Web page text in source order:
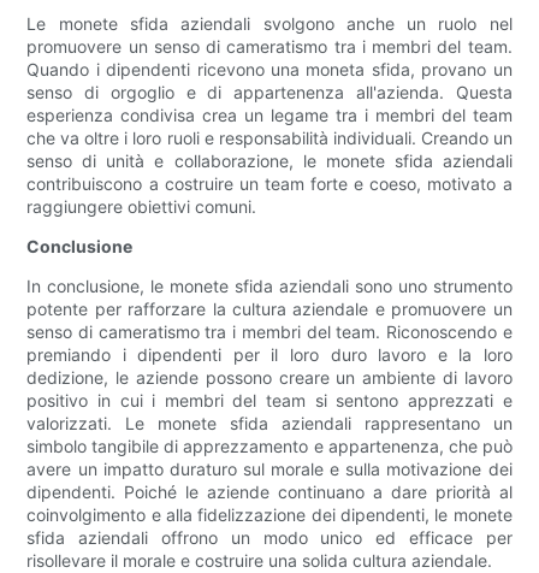
Le monete sfida aziendali svolgono anche un ruolo nel
promuovere un senso di cameratismo tra i membri del team.
Quando i dipendenti ricevono una moneta sfida, provano un
senso di orgoglio e di appartenenza all'azienda. Questa
esperienza condivisa crea un legame tra i membri del team
che va oltre i loro ruoli e responsabilità individuali. Creando un
senso di unità e collaborazione, le monete sfida aziendali
contribuiscono a costruire un team forte e coeso, motivato a
raggiungere obiettivi comuni.
Conclusione
In conclusione, le monete sfida aziendali sono uno strumento
potente per rafforzare la cultura aziendale e promuovere un
senso di cameratismo tra i membri del team. Riconoscendo e
premiando i dipendenti per il loro duro lavoro e la loro
dedizione, le aziende possono creare un ambiente di lavoro
positivo in cui i membri del team si sentono apprezzati e
valorizzati. Le monete sfida aziendali rappresentano un
simbolo tangibile di apprezzamento e appartenenza, che può
avere un impatto duraturo sul morale e sulla motivazione dei
dipendenti. Poiché le aziende continuano a dare priorità al
coinvolgimento e alla fidelizzazione dei dipendenti, le monete
sfida aziendali offrono un modo unico ed efficace per
risollevare il morale e costruire una solida cultura aziendale.